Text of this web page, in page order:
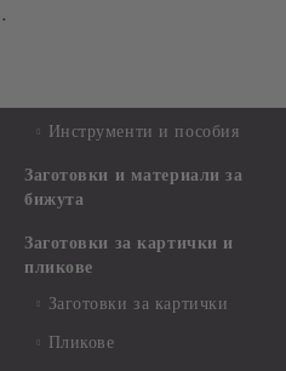
Инструменти и пособия
Заготовки и материали за
бижута
Заготовки за картички и
пликове
Заготовки за картички
Пликове